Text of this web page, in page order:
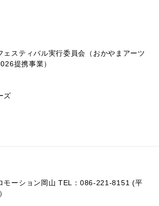
ェスティバル実行委員会（おかやまアーツ
提携事業）
ズ
モーション岡山 TEL：086-221-8151 (平